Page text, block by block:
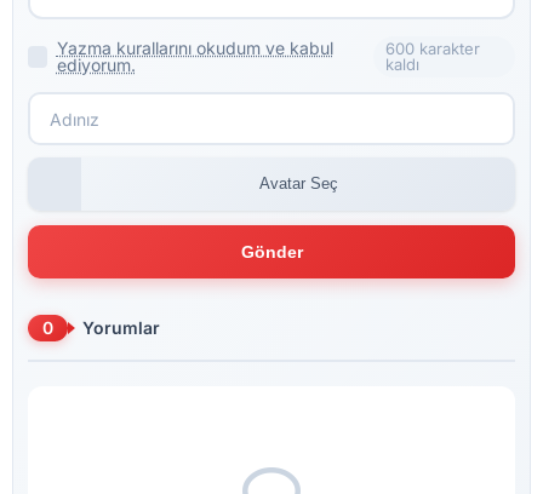
Yazma kurallarını okudum ve kabul
ediyorum.
600 karakter
kaldı
Avatar Seç
Gönder
0 Yorumlar